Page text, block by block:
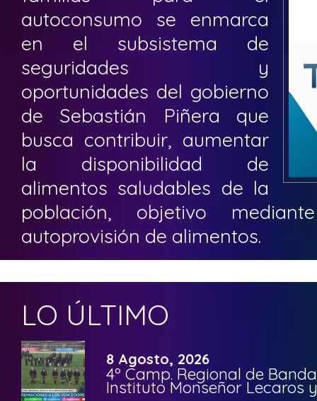
autoconsumo se enmarca
en el subsistema de
seguridades y
oportunidades del gobierno
de Sebastián Piñera que
busca contribuir, aumentar
la disponibilidad de
alimentos saludables de la
población, objetivo
autoprovisión de alimentos.
LO ÚLTIMO
8 Agosto, 2026
4º Camp. Regional de
Instituto Monseñor Lecaros